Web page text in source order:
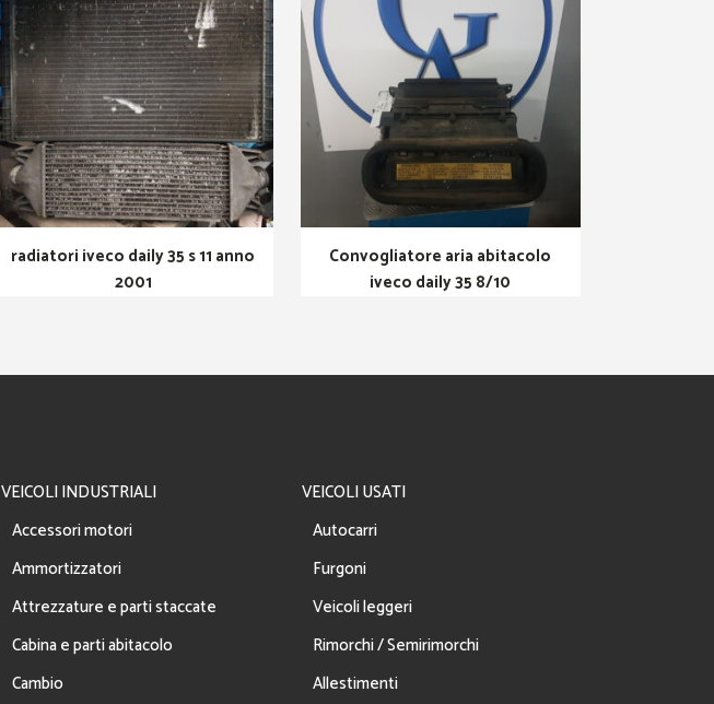
radiatori iveco daily 35 s 11 anno
2001
Convogliatore aria abitacolo
iveco daily 35 8/10
VEICOLI INDUSTRIALI
Accessori motori
Ammortizzatori
Attrezzature e parti staccate
Cabina e parti abitacolo
Cambio
VEICOLI USATI
Autocarri
Furgoni
Veicoli leggeri
Rimorchi / Semirimorchi
Allestimenti